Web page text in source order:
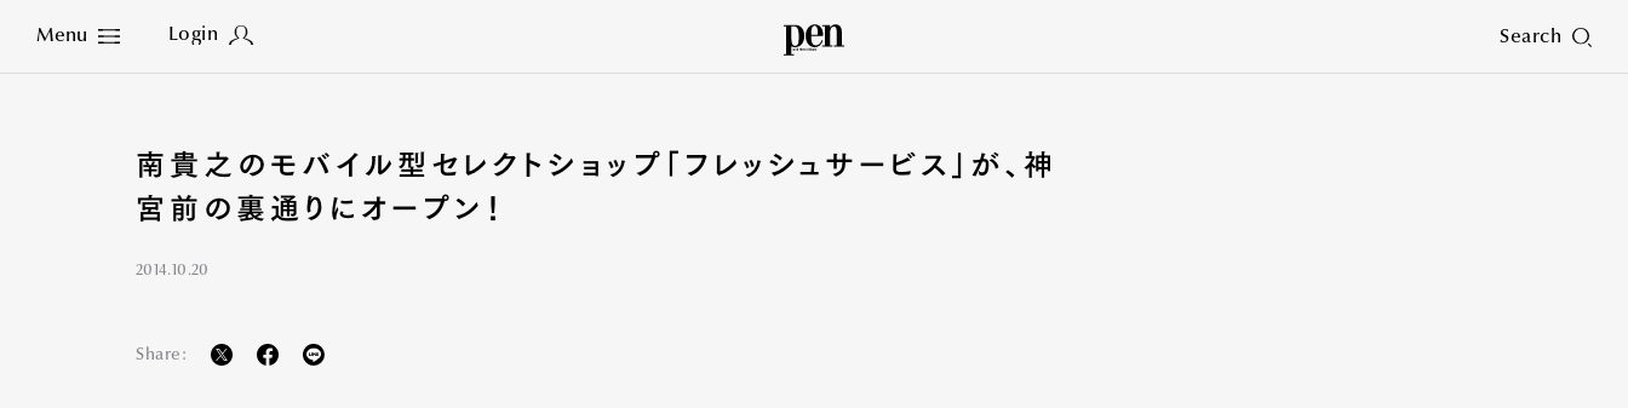
Menu Login Search
Close
南貴之のモバイル型セレクトショップ「フレッシュサービス」が、神
宮前の裏通りにオープン！
2014.10.20
Share: